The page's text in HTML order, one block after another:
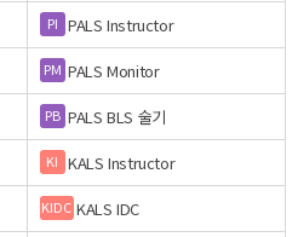
PI PALS Instructor
PM PALS Monitor
PB PALS BLS 술기
KI KALS Instructor
KIDC KALS IDC